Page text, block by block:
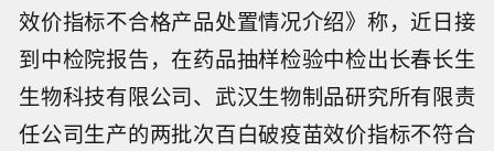
效价指标不合格产品处置情况介绍》称，近日接
到中检院报告，在药品抽样检验中检出长春长生
生物科技有限公司、武汉生物制品研究所有限责
任公司生产的两批次百白破疫苗效价指标不符合